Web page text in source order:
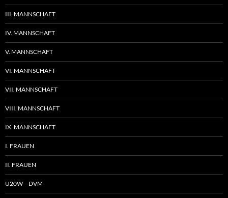
III. MANNSCHAFT
IV. MANNSCHAFT
V. MANNSCHAFT
VI. MANNSCHAFT
VII. MANNSCHAFT
VIII. MANNSCHAFT
IX. MANNSCHAFT
I. FRAUEN
II. FRAUEN
U20W – DVM